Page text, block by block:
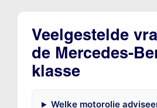
Veelgestelde
de Mercedes-
klasse
Welke motorolie